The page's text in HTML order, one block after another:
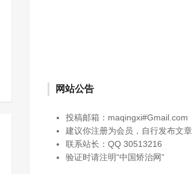
网站公告
投稿邮箱：maqingxi#Gmail.com
建议你注册为会员，自行发布文章
联系站长：QQ 30513216
验证时请注明“中国矫治网”